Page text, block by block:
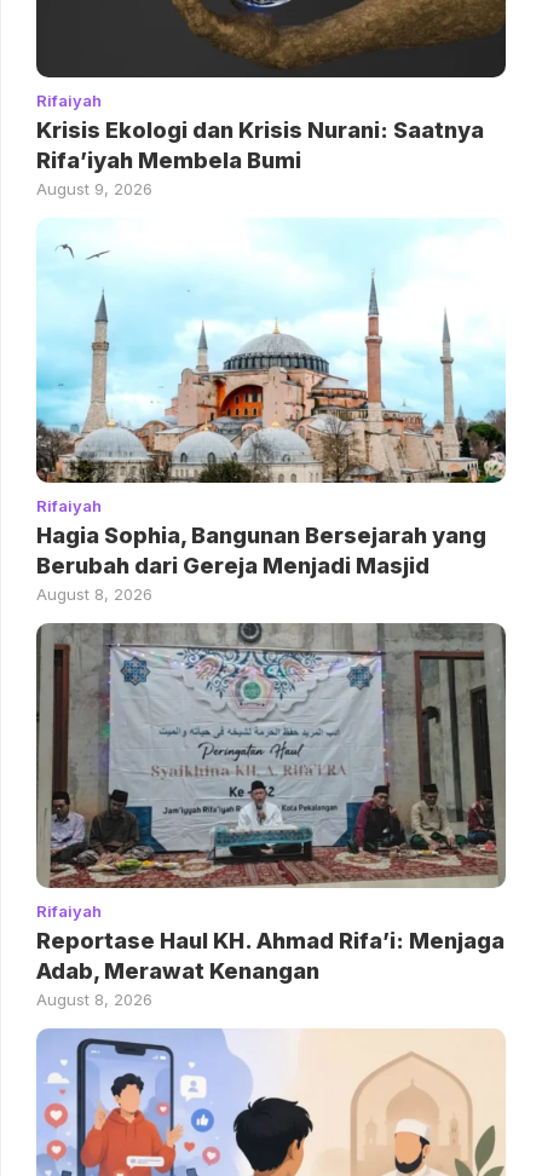
Rifaiyah
Krisis Ekologi dan Krisis Nurani: Saatnya
Rifa’iyah Membela Bumi
August 9, 2026
Rifaiyah
Hagia Sophia, Bangunan Bersejarah yang
Berubah dari Gereja Menjadi Masjid
August 8, 2026
Rifaiyah
Reportase Haul KH. Ahmad Rifa’i: Menjaga
Adab, Merawat Kenangan
August 8, 2026